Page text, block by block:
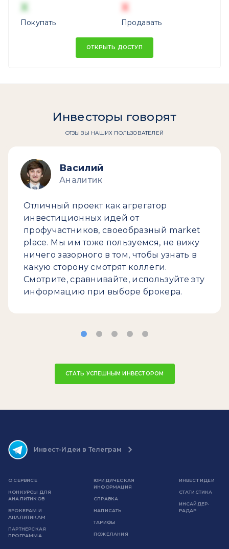
X
Покупать
X
Продавать
ОТКРЫТЬ ДОСТУП
Инвесторы говорят
ОТЗЫВЫ НАШИХ ПОЛЬЗОВАТЕЛЕЙ
Василий
Аналитик
Отличный проект как агрегатор
инвестиционных идей от
профучастников, своеобразный market
place. Мы им тоже пользуемся, не вижу
ничего зазорного в том, чтобы узнать в
какую сторону смотрят коллеги.
Смотрите, сравнивайте, используйте эту
информацию при выборе брокера.
СТАТЬ УСПЕШНЫМ ИНВЕСТОРОМ
Инвест-Идеи в Телеграм
О СЕРВИСЕ
КОНКУРСЫ ДЛЯ
АНАЛИТИКОВ
БРОКЕРАМ И
АНАЛИТИКАМ
ПАРТНЕРСКАЯ
ПРОГРАММА
ЮРИДИЧЕСКАЯ
ИНФОРМАЦИЯ
СПРАВКА
НАПИСАТЬ
ТАРИФЫ
ПОЖЕЛАНИЯ
ИНВЕСТ ИДЕИ
СТАТИСТИКА
ИНСАЙДЕР-
РАДАР